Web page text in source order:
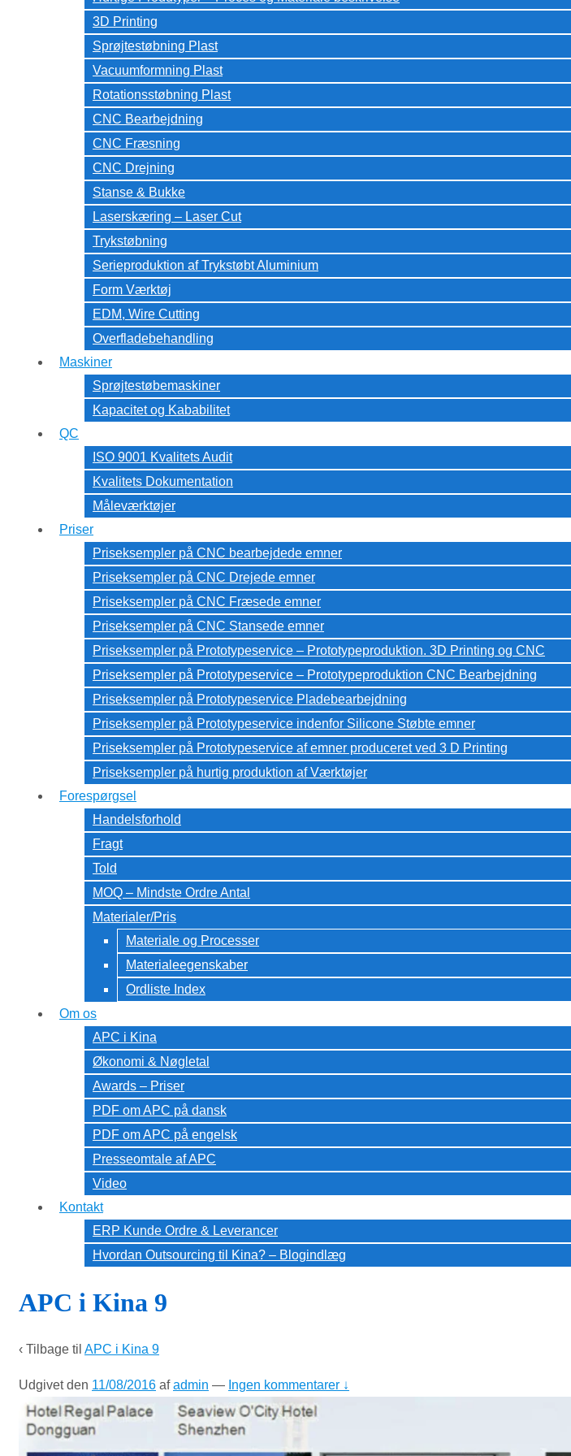
3D Printing
Sprøjtestøbning Plast
Vacuumformning Plast
Rotationsstøbning Plast
CNC Bearbejdning
CNC Fræsning
CNC Drejning
Stanse & Bukke
Laserskæring – Laser Cut
Trykstøbning
Serieproduktion af Trykstøbt Aluminium
Form Værktøj
EDM, Wire Cutting
Overfladebehandling
Maskiner
Sprøjtestøbemaskiner
Kapacitet og Kababilitet
QC
ISO 9001 Kvalitets Audit
Kvalitets Dokumentation
Måleværktøjer
Priser
Priseksempler på CNC bearbejdede emner
Priseksempler på CNC Drejede emner
Priseksempler på CNC Fræsede emner
Priseksempler på CNC Stansede emner
Priseksempler på Prototypeservice – Prototypeproduktion. 3D Printing og CNC
Priseksempler på Prototypeservice – Prototypeproduktion CNC Bearbejdning
Priseksempler på Prototypeservice Pladebearbejdning
Priseksempler på Prototypeservice indenfor Silicone Støbte emner
Priseksempler på Prototypeservice af emner produceret ved 3 D Printing
Priseksempler på hurtig produktion af Værktøjer
Forespørgsel
Handelsforhold
Fragt
Told
MOQ – Mindste Ordre Antal
Materialer/Pris
Materiale og Processer
Materialeegenskaber
Ordliste Index
Om os
APC i Kina
Økonomi & Nøgletal
Awards – Priser
PDF om APC på dansk
PDF om APC på engelsk
Presseomtale af APC
Video
Kontakt
ERP Kunde Ordre & Leverancer
Hvordan Outsourcing til Kina? – Blogindlæg
APC i Kina 9
‹ Tilbage til APC i Kina 9
Udgivet den 11/08/2016 afadmin — Ingen kommentarer ↓